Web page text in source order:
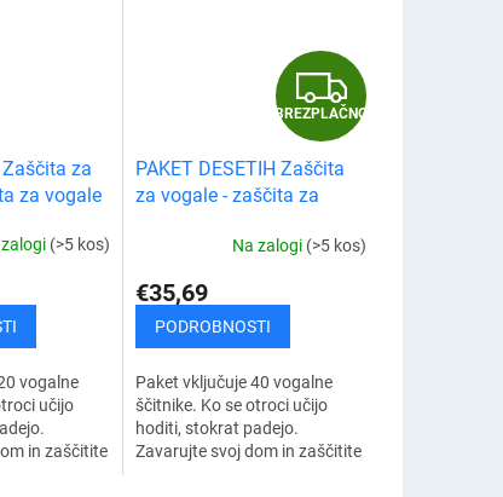
Zaščita za
za vogale
(>5 kos)
vogalne
učijo
in zaščitite
B
R
Z
Č
BREZPLAČNO
PAKET DESETIH Zaščita
za vogale - zaščita za
Na zalogi (>5 kos)
€35,69
PODROBNOSTI
Paket vključuje 40 vogalne
ščitnike. Ko se otroci učijo
hoditi, stokrat padejo.
Zavarujte svoj dom in zaščitite